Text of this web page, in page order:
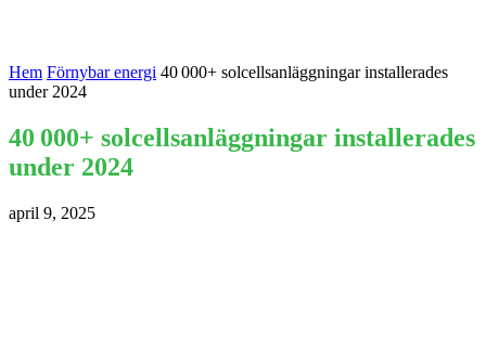
Hem Förnybar energi 40 000+ solcellsanläggningar installerades
under 2024
40 000+ solcellsanläggningar installerades
under 2024
april 9, 2025